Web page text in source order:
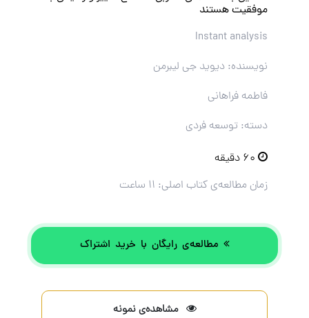
موفقیت هستند
Instant analysis
نویسنده: دیوید جی لیبرمن
فاطمه فراهانی
دسته: توسعه فردی
زمان مطالعه‌ی کتاب اصلی: ۱۱ ساعت
مطالعه‌ی رایگان با خرید اشتراک
مشاهده‌ی نمونه